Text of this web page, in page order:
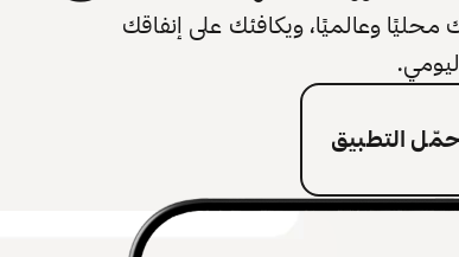
وعالميًا، ويكافئك على إنفاقك
اليومي.
التطبيق